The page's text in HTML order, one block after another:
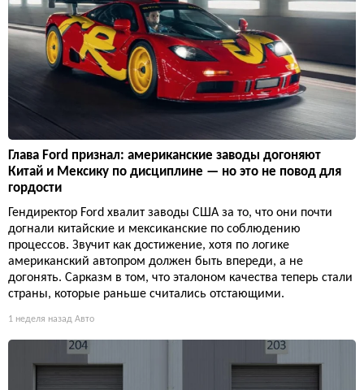
Глава Ford признал: американские заводы догоняют
Китай и Мексику по дисциплине — но это не повод для
гордости
Гендиректор Ford хвалит заводы США за то, что они почти
догнали китайские и мексиканские по соблюдению
процессов. Звучит как достижение, хотя по логике
американский автопром должен быть впереди, а не
догонять. Сарказм в том, что эталоном качества теперь стали
страны, которые раньше считались отстающими.
1 неделя назад Авто